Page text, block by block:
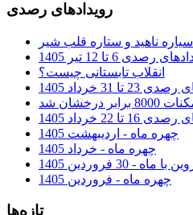
رویدادهای رصدی
ناهید و ستاره قلب شیر
رصدی 6 تا 12 تیر 1405
انقلاب تابستانی چیست؟
تا 31 خرداد 1405
تا 22 خرداد 1405
چهره ماه - اردیبهشت 1405
چهره ماه - خرداد 1405
فروردین 1405
چهره ماه - فروردین 1405
تازه‌ها